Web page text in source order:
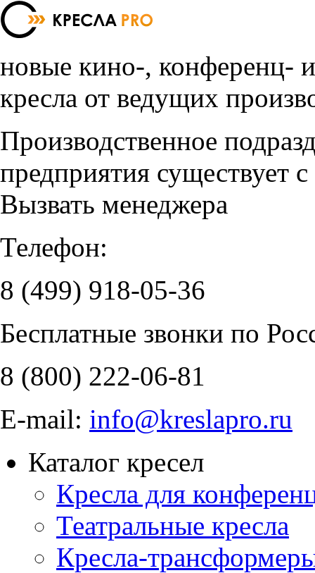
новые кино-, конференц-
кресла от ведущих
Производственное
предприятия существует
Вызвать менеджера
Телефон:
8 (499) 918-05-36
Бесплатные звонки по
8 (800) 222-06-81
E-mail: info@kreslapro.ru
Каталог кресел
Кресла для
Театральные кресла
Кресла-